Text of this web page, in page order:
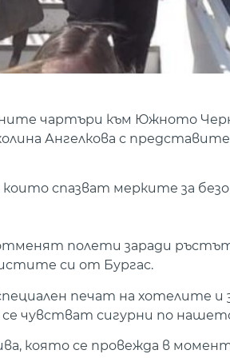
чартъри към Южното
Ангелкова с
спазват мерките за
полети заради ръстът
си от Бургас.
печат на хотелите и
чувстват сигурни по
която се провежда в